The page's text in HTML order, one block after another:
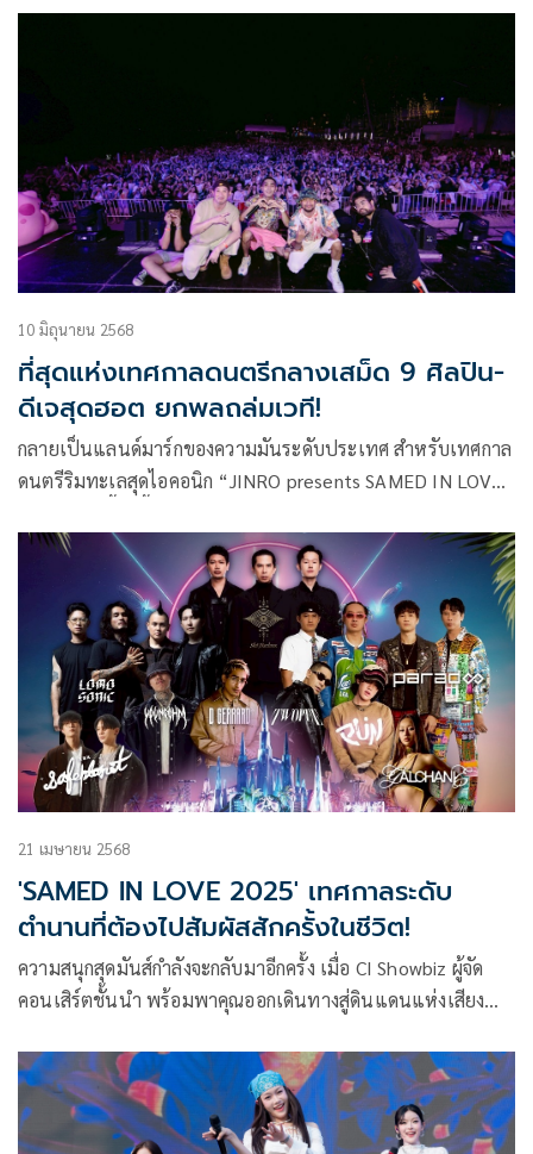
10 มิถุนายน 2568
ที่สุดแห่งเทศกาลดนตรีกลางเสม็ด 9 ศิลปิน-
ดีเจสุดฮอต ยกพลถล่มเวที!
กลายเป็นแลนด์มาร์กของความมันระดับประเทศ สำหรับเทศกาล
ดนตรีริมทะเลสุดไอคอนิก “JINRO presents SAMED IN LOVE
ผู้จัดมากประสบการณ์อย่าง CI Showbiz
21 เมษายน 2568
'SAMED IN LOVE 2025' เทศกาลระดับ
ตำนานที่ต้องไปสัมผัสสักครั้งในชีวิต!
ความสนุกสุดมันส์กำลังจะกลับมาอีกครั้ง เมื่อ CI Showbiz ผู้จัด
คอนเสิร์ตชั้นนำ พร้อมพาคุณออกเดินทางสู่ดินแดนแห่งเสียง
ISLAND” ที่จะพาคุณล่าขุมทรัพย์แห่งความฟินแบบไร้ขีดจำกัด !
ในวันเสาร์ที่ 7 มิถุนายน 2568 ณ เกาะเสม็ด จังหวัดระยอง